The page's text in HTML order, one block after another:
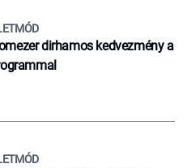
dirhamos kedvezmény a